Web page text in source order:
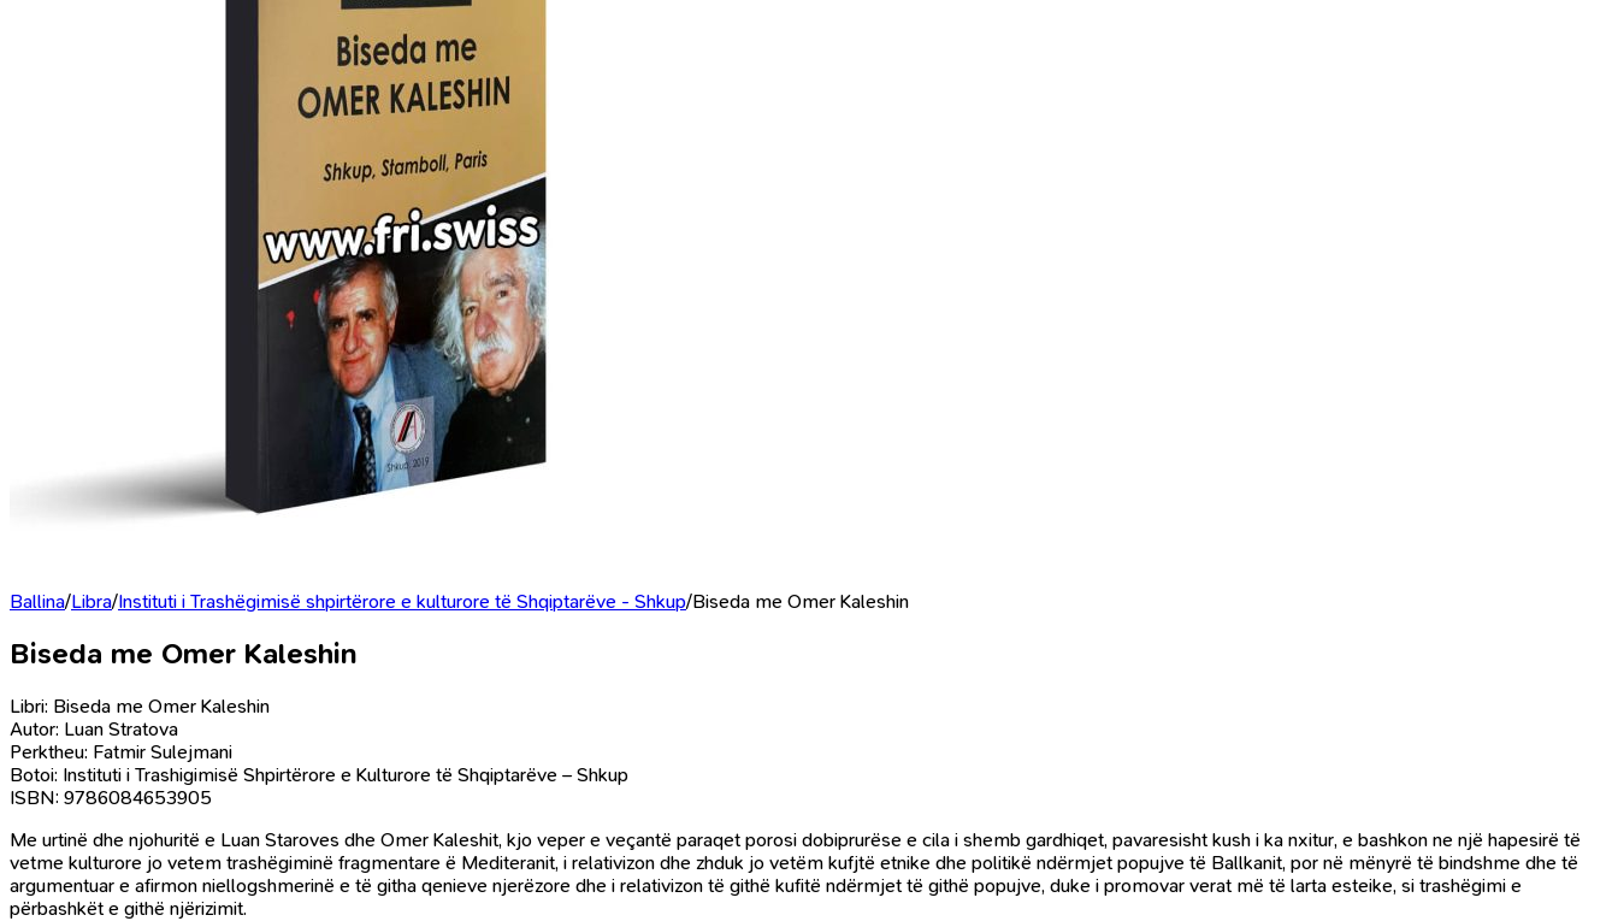
Ballina/Libra/Instituti i Trashëgimisë shpirtërore e kulturore të Shqiptarëve - Shkup/Biseda me Omer Kaleshin
Biseda me Omer Kaleshin
Libri: Biseda me Omer Kaleshin
Autor: Luan Stratova
Perktheu: Fatmir Sulejmani
Botoi: Instituti i Trashigimisë Shpirtërore e Kulturore të Shqiptarëve – Shkup
ISBN: 9786084653905
Me urtinë dhe njohuritë e Luan Staroves dhe Omer Kaleshit, kjo veper e veçantë paraqet porosi dobiprurëse e cila i shemb gardhiqet, pavaresisht kush i ka nxitur, e bashkon ne një hapesirë të
vetme kulturore jo vetem trashëgiminë fragmentare ë Mediteranit, i relativizon dhe zhduk jo vetëm kufjtë etnike dhe politikë ndërmjet popujve të Ballkanit, por në mënyrë të bindshme dhe të
argumentuar e afirmon niellogshmerinë e të githa qenieve njerëzore dhe i relativizon të githë kufitë ndërmjet të githë popujve, duke i promovar verat më të larta esteike, si trashëgimi e
përbashkët e githë njërizimit.